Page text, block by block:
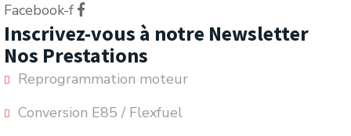
Facebook-f
Inscrivez-vous à notre Newsletter
Nos Prestations
Reprogrammation moteur
Conversion E85 / Flexfuel